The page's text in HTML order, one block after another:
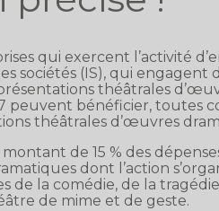
qui exercent l’activité
sociétés (IS), qui
théâtrales
peuvent bénéficier, toutes
théâtrales d’œuvres
montant de 15 % des
dont l’action
de la comédie, de la
de mime et de geste.